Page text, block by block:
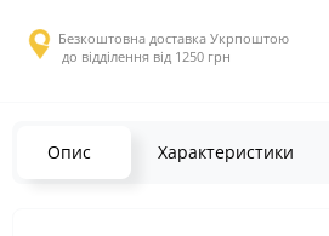
Безкоштовна доставка Укрпоштою
до відділення від 1250 грн
Опис Характеристики